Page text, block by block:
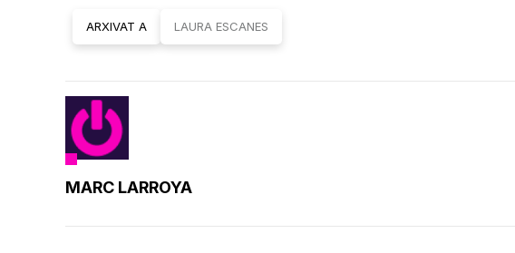
ARXIVAT A LAURA ESCANES
MARC LARROYA